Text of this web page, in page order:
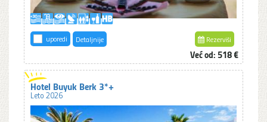
uporedi Detaljnije Rezerviši
Već od: 518 €
Hotel Buyuk Berk 3*+
Leto 2026